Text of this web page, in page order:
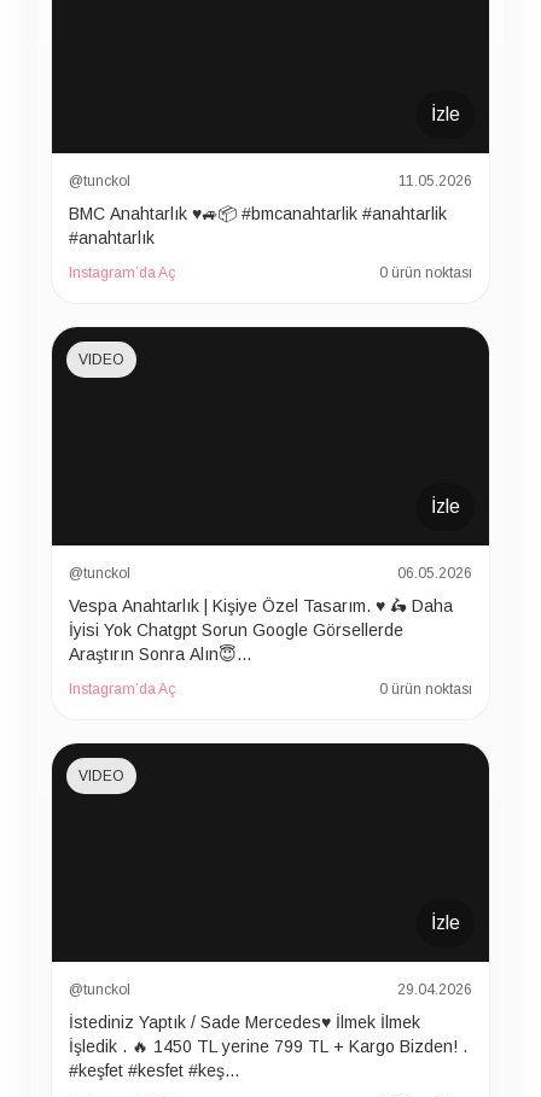
İzle
@tunckol 11.05.2026
BMC Anahtarlık ♥️🚙📦 #bmcanahtarlik #anahtarlik
#anahtarlık
Instagram’da Aç 0 ürün noktası
İzle
VIDEO
@tunckol 06.05.2026
Vespa Anahtarlık | Kişiye Özel Tasarım. ♥️ 🛵 Daha
İyisi Yok Chatgpt Sorun Google Görsellerde
Araştırın Sonra Alın😇…
Instagram’da Aç 0 ürün noktası
İzle
VIDEO
@tunckol 29.04.2026
İstediniz Yaptık / Sade Mercedes♥️ İlmek İlmek
İşledik . 🔥 1450 TL yerine 799 TL + Kargo Bizden! .
#keşfet #kesfet #keş…